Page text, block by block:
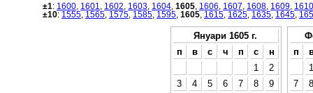
±1: 1600 1601 1602 1603 1604 1605 1606 1607 1608 1609 1610
±10: 1555 1565 1575 1585 1595 1605 1615 1625 1635 1645
Януари 1605 г.
п
в с ч п с
н
1
2
3
4 5 6 7 8
9
п
1
7
8